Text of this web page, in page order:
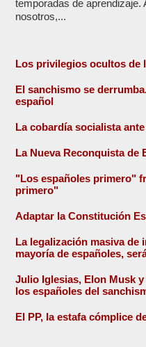
temporadas de
nosotros,...
Los privilegios ocultos de
El sanchismo se
español
La cobardía socialista
La Nueva Reconquista de
"Los españoles primero"
primero"
Adaptar la Constitución
La legalización masiva de
mayoría de españoles,
Julio Iglesias, Elon Musk
los españoles del
El PP, la estafa cómplice